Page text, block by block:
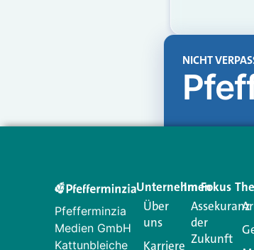
NICHT
Pfefferminzia
Medien GmbH
Kattunbleiche
Unternehmen
Über
uns
Karriere
Im Fokus
Assekuranz
der
Zukunft